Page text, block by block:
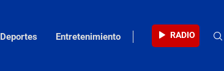
Deportes Entretenimiento RADIO